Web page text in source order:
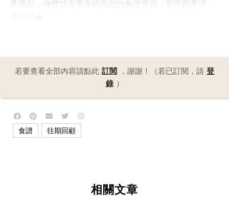
希臘起，橄欖就有著各種美好的象徵意義：和平與希望，
若要查看全部內容請點此 訂閱 ，謝謝！（若已訂閱，請 登
錄 ）
食譜 往期回顧
相關文章